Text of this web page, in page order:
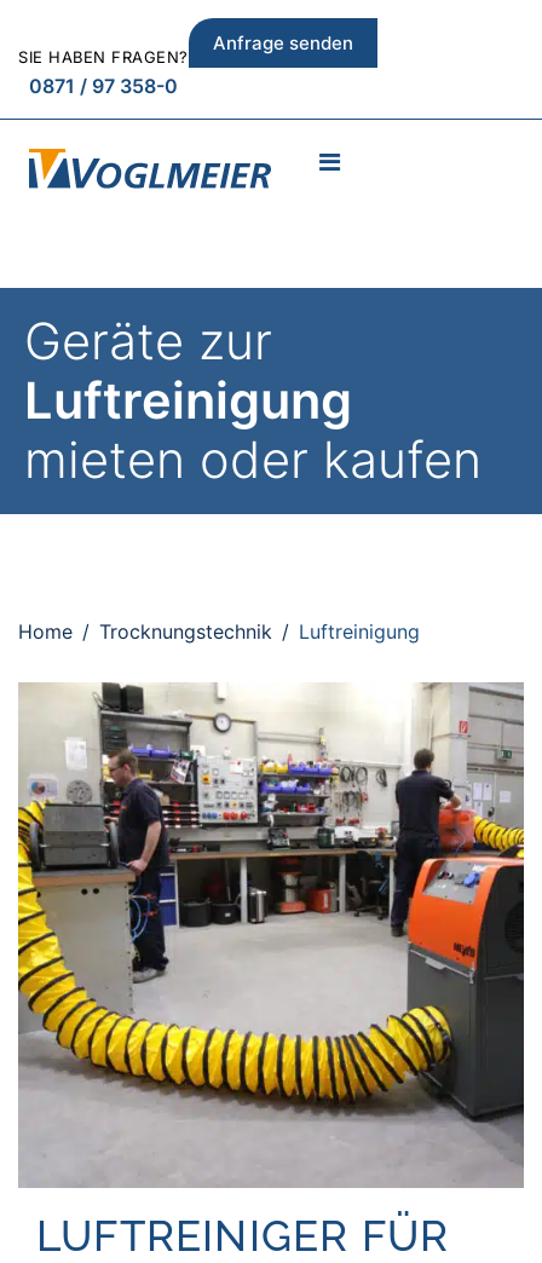
SIE HABEN FRAGEN?
0871 / 97 358-0
Anfrage senden
Geräte zur
Luftreinigung
mieten oder kaufen
Home Trocknungstechnik Luftreinigung
LUFTREINIGER FÜR